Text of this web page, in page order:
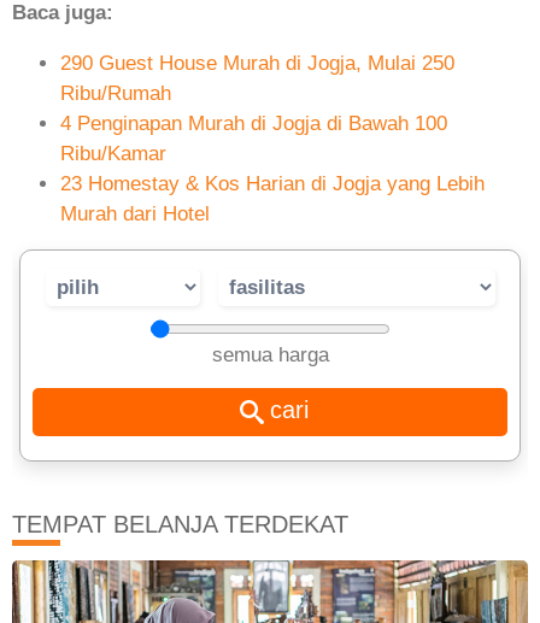
Baca juga:
290 Guest House Murah di Jogja, Mulai 250
Ribu/Rumah
4 Penginapan Murah di Jogja di Bawah 100
Ribu/Kamar
23 Homestay & Kos Harian di Jogja yang Lebih
Murah dari Hotel
semua harga
TEMPAT BELANJA TERDEKAT